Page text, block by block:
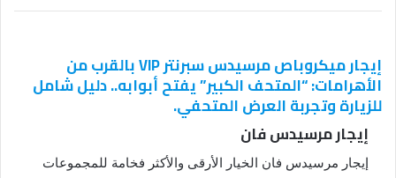
إيجار ميكروباص مرسيدس سبرنتر VIP بالقرب من
الأهرامات: “المتحف الكبير” يفتح أبوابه.. دليل شامل
للزيارة وتجربة العرض المتحفي.
إيجار مرسيدس فان
إيجار مرسيدس فان الخيار الأرقى والأكثر فخامة للمجموعات